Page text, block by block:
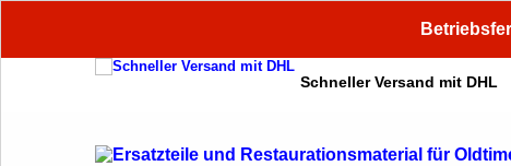
Schneller Versand mit DHL